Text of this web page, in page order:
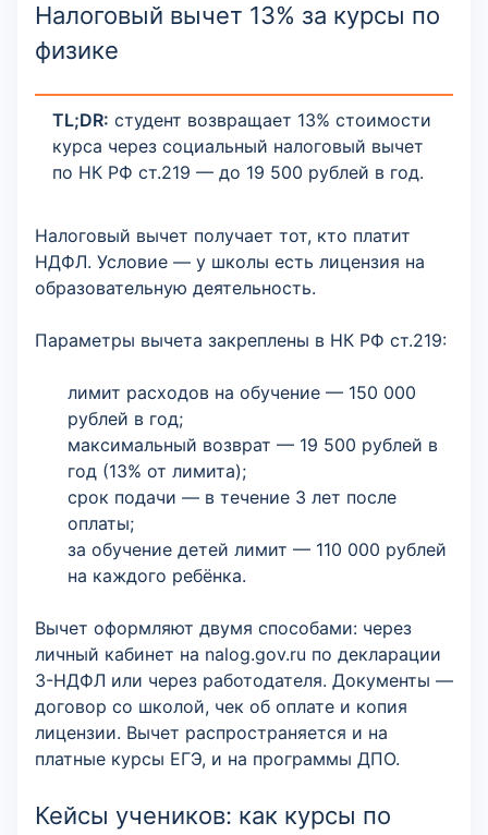
Налоговый вычет 13% за курсы по
физике
TL;DR: студент возвращает 13% стоимости
курса через социальный налоговый вычет
по НК РФ ст.219 — до 19 500 рублей в год.
Налоговый вычет получает тот, кто платит
НДФЛ. Условие — у школы есть лицензия на
образовательную деятельность.
Параметры вычета закреплены в НК РФ ст.219:
лимит расходов на обучение — 150 000
рублей в год;
максимальный возврат — 19 500 рублей в
год (13% от лимита);
срок подачи — в течение 3 лет после
оплаты;
за обучение детей лимит — 110 000 рублей
на каждого ребёнка.
Вычет оформляют двумя способами: через
личный кабинет на nalog.gov.ru по декларации
3-НДФЛ или через работодателя. Документы —
договор со школой, чек об оплате и копия
лицензии. Вычет распространяется и на
платные курсы ЕГЭ, и на программы ДПО.
Кейсы учеников: как курсы по